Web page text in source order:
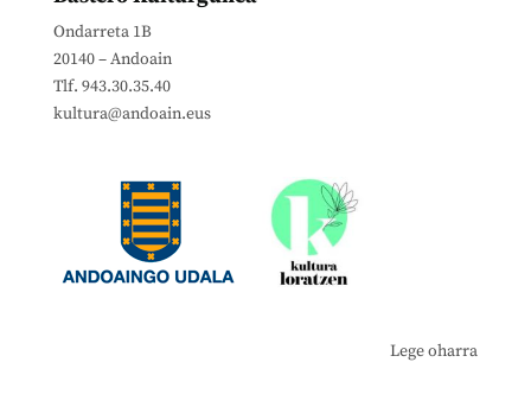
Ondarreta 1B
20140 – Andoain
Tlf. 943.30.35.40
kultura@andoain.eus
Lege oharra